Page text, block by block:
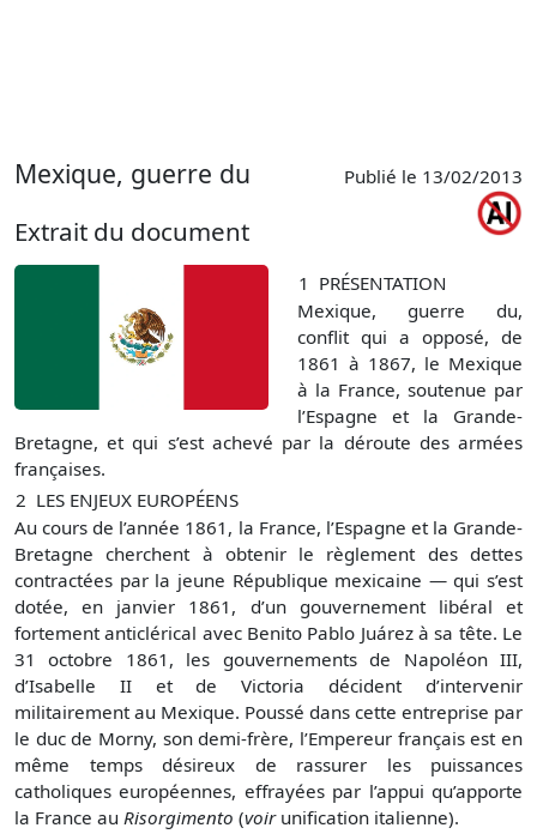
Mexique, guerre du Publié le 13/02/2013
Extrait du document
1 PRÉSENTATION
Mexique, guerre du,
conflit qui a opposé, de
1861 à 1867, le Mexique
à la France, soutenue par
l’Espagne et la Grande-
Bretagne, et qui s’est achevé par la déroute des armées
françaises.
2 LES ENJEUX EUROPÉENS
Au cours de l’année 1861, la France, l’Espagne et la Grande-
Bretagne cherchent à obtenir le règlement des dettes
contractées par la jeune République mexicaine — qui s’est
dotée, en janvier 1861, d’un gouvernement libéral et
fortement anticlérical avec Benito Pablo Juárez à sa tête. Le
31 octobre 1861, les gouvernements de Napoléon III,
d’Isabelle II et de Victoria décident d’intervenir
militairement au Mexique. Poussé dans cette entreprise par
le duc de Morny, son demi-frère, l’Empereur français est en
même temps désireux de rassurer les puissances
catholiques européennes, effrayées par l’appui qu’apporte
la France au Risorgimento (voir unification italienne).